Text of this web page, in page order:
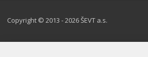
Copyright © 2013 - 2026 ŠEVT a.s.